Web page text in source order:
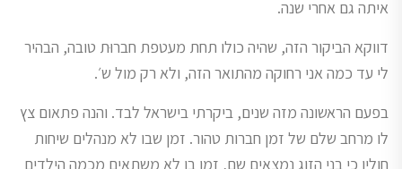
איתה גם אחרי שנה.
דווקא הביקור הזה, שהיה כולו תחת מעטפת חברוּת טובה, הבהיר
לי עד כמה אני רחוקה מהתואר הזה, ולא רק מול ש׳.
בפעם הראשונה מזה שנים, ביקרתי בישראל לבד. והנה פתאום צץ
לו מרחב שלם של זמן חברות טהור. זמן שבו לא מנהלים שיחות
חולין כי בני הזוג נמצאים שם, זמן בו לא משתאים מכמה הילדים